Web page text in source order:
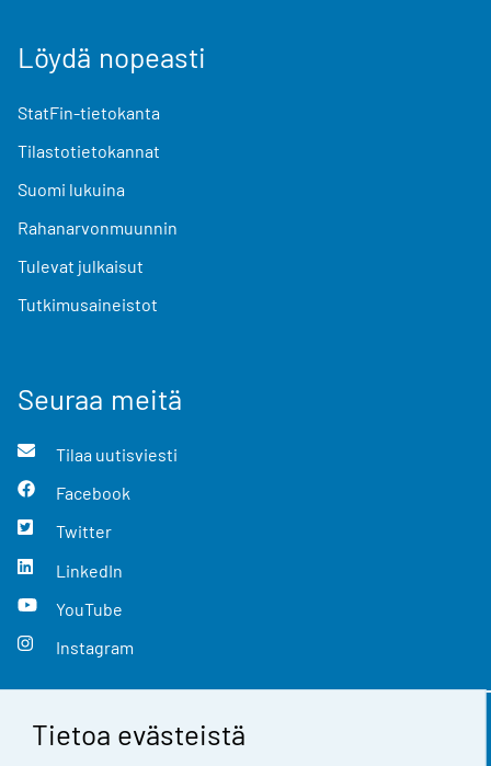
Tietoa evästeistä
Löydä nopeasti
StatFin-tietokanta
Tilastotietokannat
Suomi lukuina
Rahanarvonmuunnin
Tulevat julkaisut
Tutkimusaineistot
Seuraa meitä
Tilaa uutisviesti
Facebook
Twitter
LinkedIn
YouTube
Instagram
Yhteystiedot